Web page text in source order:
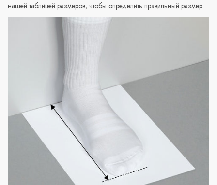
нашей таблицей размеров, чтобы определить правильный размер.